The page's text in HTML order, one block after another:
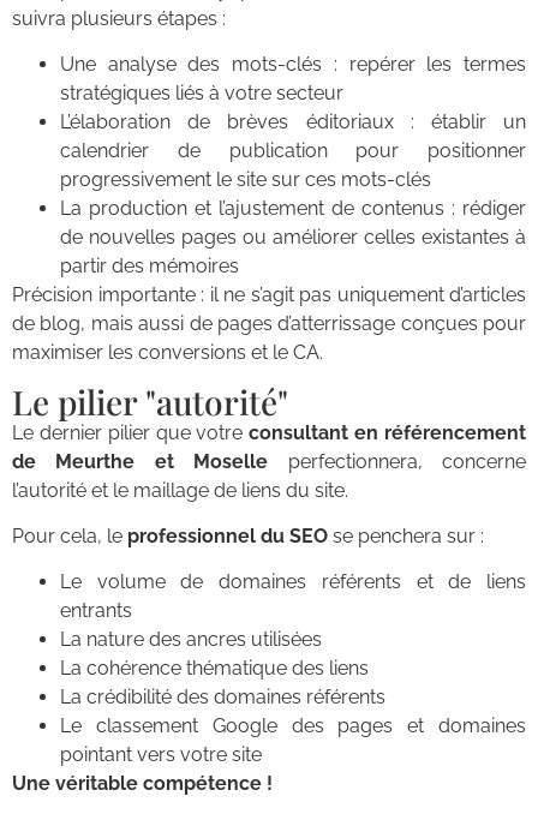
suivra plusieurs étapes :
Une analyse des mots-clés : repérer les termes
stratégiques liés à votre secteur
L’élaboration de brèves éditoriaux : établir un
calendrier de publication pour positionner
progressivement le site sur ces mots-clés
La production et l’ajustement de contenus : rédiger
de nouvelles pages ou améliorer celles existantes à
partir des mémoires
Précision importante : il ne s’agit pas uniquement d’articles
de blog, mais aussi de pages d’atterrissage conçues pour
maximiser les conversions et le CA.
Le pilier "autorité"
Le dernier pilier que votreconsultant en référencement
de Meurthe et Moselle perfectionnera, concerne
l’autorité et le maillage de liens du site.
Pour cela, le professionnel du SEO se penchera sur :
Le volume de domaines référents et de liens
entrants
La nature des ancres utilisées
La cohérence thématique des liens
La crédibilité des domaines référents
Le classement Google des pages et domaines
pointant vers votre site
Une véritable compétence !